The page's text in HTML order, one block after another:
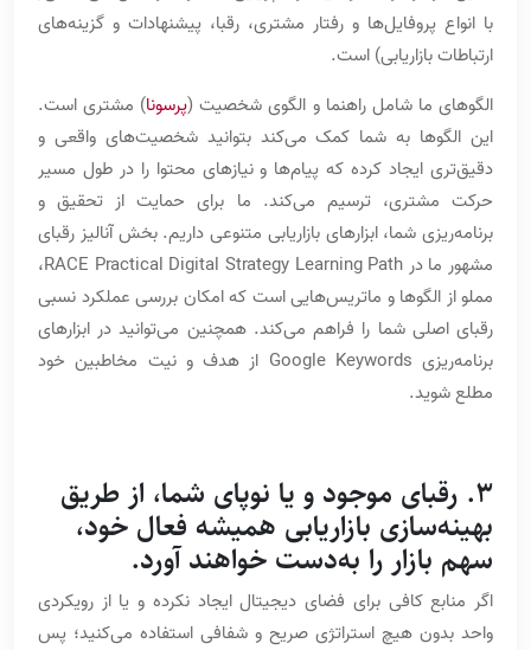
با انواع پروفایل‌ها و رفتار مشتری، رقبا، پیشنهادات و گزینه‌های
ارتباطات بازاریابی) است.
الگوهای ما شامل راهنما و الگوی شخصیت (پرسونا) مشتری است.
این الگوها به شما کمک می‌کند بتوانید شخصیت‌های واقعی و
دقیق‌تری ایجاد کرده که پیام‌ها و نیازهای محتوا را در طول مسیر
حرکت مشتری، ترسیم می‌کند. ما برای حمایت از تحقیق و
برنامه‌ریزی شما، ابزارهای بازاریابی متنوعی داریم. بخش آنالیز رقبای
مشهور ما در RACE Practical Digital Strategy Learning Path،
مملو از الگوها و ماتریس‌هایی است که امکان بررسی عملکرد نسبی
رقبای اصلی شما را فراهم می‌کند. همچنین می‌توانید در ابزارهای
برنامه‌ریزی Google Keywords از هدف و نیت مخاطبین خود
مطلع شوید.
3. رقبای موجود و یا نوپای شما، از طریق
بهینه‌سازی بازاریابی همیشه فعال خود،
سهم بازار را به‌دست خواهند آورد.
اگر منابع کافی برای فضای دیجیتال ایجاد نکرده و یا از رویکردی
واحد بدون هیچ استراتژی صریح و شفافی استفاده می‌کنید؛ پس